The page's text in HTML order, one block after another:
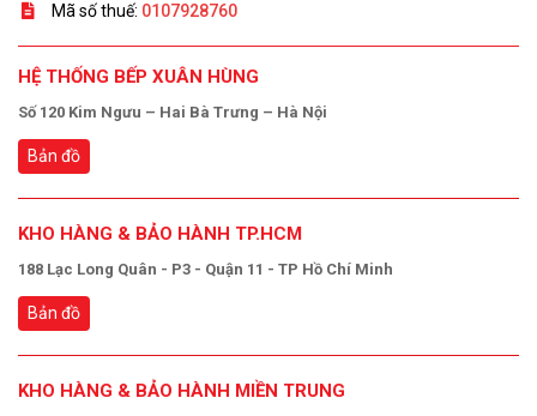
Mã số thuế: 0107928760
HỆ THỐNG BẾP XUÂN HÙNG
Số 120 Kim Ngưu – Hai Bà Trưng – Hà Nội
Bản đồ
KHO HÀNG & BẢO HÀNH TP.HCM
188 Lạc Long Quân - P3 - Quận 11 - TP Hồ Chí Minh
Bản đồ
KHO HÀNG & BẢO HÀNH MIỀN TRUNG